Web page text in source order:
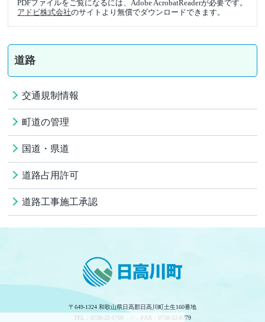
PDFファイルをご覧になるには、Adobe AcrobatReaderが必要です。
アドビ株式会社のサイトより無償でダウンロードできます。
道路
交通規制情報
町道の管理
国道・県道
道路占用許可
道路工事施工承認
〒649-1324 和歌山県日高郡日高川町土生160番地
TEL：0738-22-1700 / FAX：0738-22-8779